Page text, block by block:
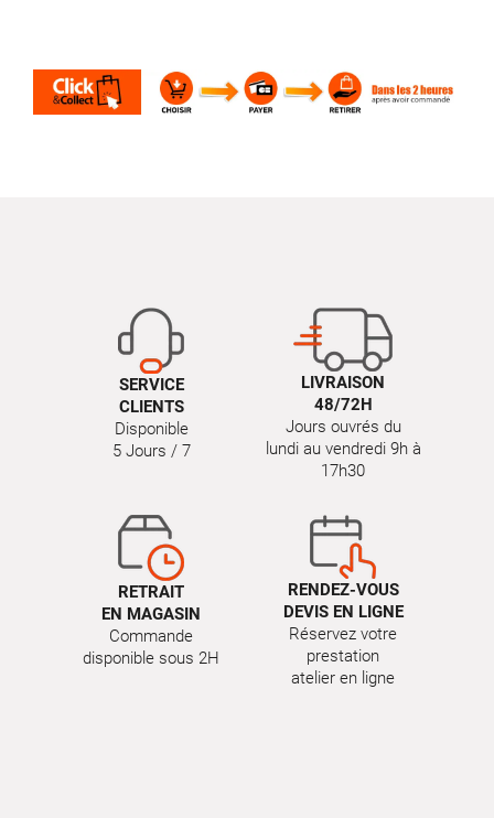
SERVICE
CLIENTS
Disponible
5 Jours / 7
LIVRAISON
48/72H
Jours ouvrés du
lundi au vendredi 9h à
17h30
RETRAIT
EN MAGASIN
Commande
disponible sous 2H
RENDEZ-VOUS
DEVIS EN LIGNE
Réservez votre
prestation
atelier en ligne